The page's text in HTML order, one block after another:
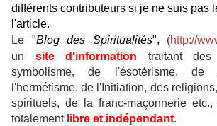
différents contributeurs si je ne suis pas
l'article.
Le "Blog des Spiritualités", (http://
un site d'information traitant des
symbolisme, de l'ésotérisme, de
l'hermétisme, de l'Initiation, des
spirituels, de la franc-maçonnerie etc.,
totalement libre et indépendant.